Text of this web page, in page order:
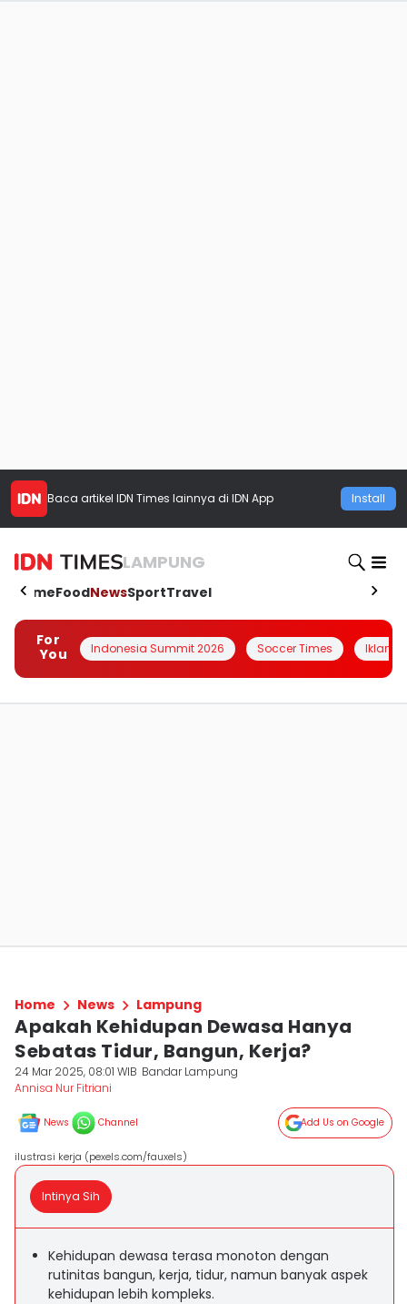
Baca artikel IDN Times lainnya di IDN App Install
LAMPUNG
HomeFoodNewsSportTravel
For
You
Indonesia Summit 2026 Soccer Times Iklanin
Home News Lampung
Apakah Kehidupan Dewasa Hanya
Sebatas Tidur, Bangun, Kerja?
24 Mar 2025, 08:01 WIB Bandar Lampung
Annisa Nur Fitriani
News Channel Add Us on Google
ilustrasi kerja (pexels.com/fauxels)
Intinya Sih
Kehidupan dewasa terasa monoton dengan
rutinitas bangun, kerja, tidur, namun banyak aspek
kehidupan lebih kompleks.